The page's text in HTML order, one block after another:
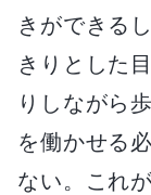
きができる
きりとした
りしながら
を働かせる
ない。これ